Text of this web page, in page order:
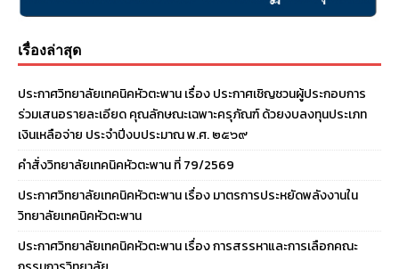
เรื่องล่าสุด
ประกาศวิทยาลัยเทคนิคหัวตะพาน เรื่อง ประกาศเชิญชวนผู้ประกอบการ
ร่วมเสนอรายละเอียด คุณลักษณะเฉพาะครุภัณฑ์ ด้วยงบลงทุนประเภท
เงินเหลือจ่าย ประจําปีงบประมาณ พ.ศ. ๒๕๖๙
คำสั่งวิทยาลัยเทคนิคหัวตะพาน ที่ 79/2569
ประกาศวิทยาลัยเทคนิคหัวตะพาน เรื่อง มาตรการประหยัดพลังงานใน
วิทยาลัยเทคนิคหัวตะพาน
ประกาศวิทยาลัยเทคนิคหัวตะพาน เรื่อง การสรรหาและการเลือกคณะ